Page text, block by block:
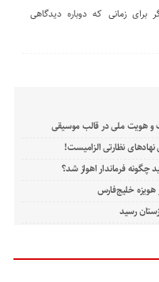
زمانی که دوباره دیدگاهی
و هویت ملی در قالب موسیقی
نظارتی الزامیست!
فرماندار اهواز شد؟
هویزه خلیج‌فارس